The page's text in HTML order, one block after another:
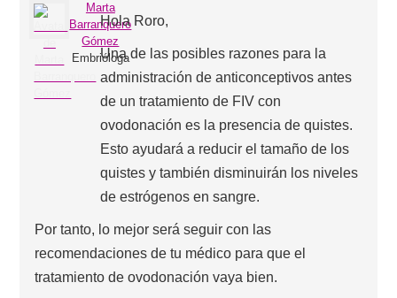
Marta
Barranquero
Gómez
Embrióloga
Hola Roro,
Una de las posibles razones para la
administración de anticonceptivos antes
de un tratamiento de FIV con
ovodonación es la presencia de quistes.
Esto ayudará a reducir el tamaño de los
quistes y también disminuirán los niveles
de estrógenos en sangre.
Por tanto, lo mejor será seguir con las
recomendaciones de tu médico para que el
tratamiento de ovodonación vaya bien.